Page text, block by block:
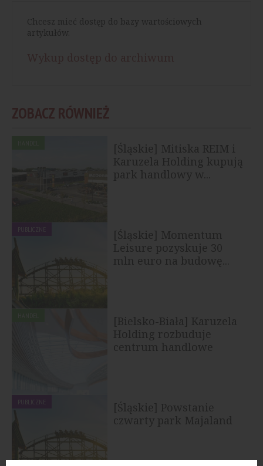
Chcesz mieć dostęp do bazy wartościowych
artykułów.
ZOBACZ RÓWNIEŻ
[Śląskie] Mitiska REIM i
Karuzela Holding kupują
park handlowy w...
PUBLICZNE
[Śląskie] Momentum
Leisure pozyskuje 30
mln euro na budowę...
[Bielsko-Biała] Karuzela
Holding rozbuduje
centrum handlowe
PUBLICZNE
[Śląskie] Powstanie
czwarty park Majaland